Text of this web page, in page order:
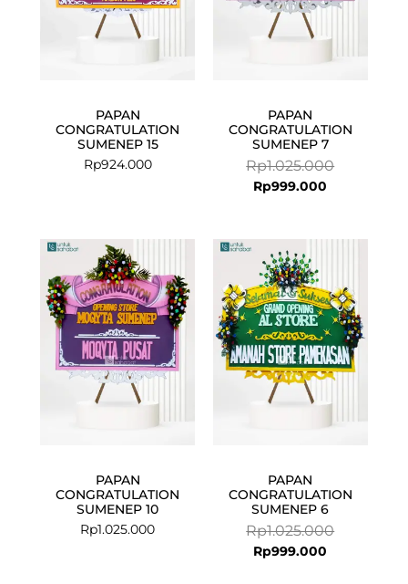
PAPAN
CONGRATULATION
SUMENEP 15
Rp924.000
PAPAN
CONGRATULATION
SUMENEP 7
Rp1.025.000
Rp999.000
PAPAN
CONGRATULATION
SUMENEP 10
Rp1.025.000
PAPAN
CONGRATULATION
SUMENEP 6
Rp1.025.000
was:
Rp999.000
is:
Rp999.000.